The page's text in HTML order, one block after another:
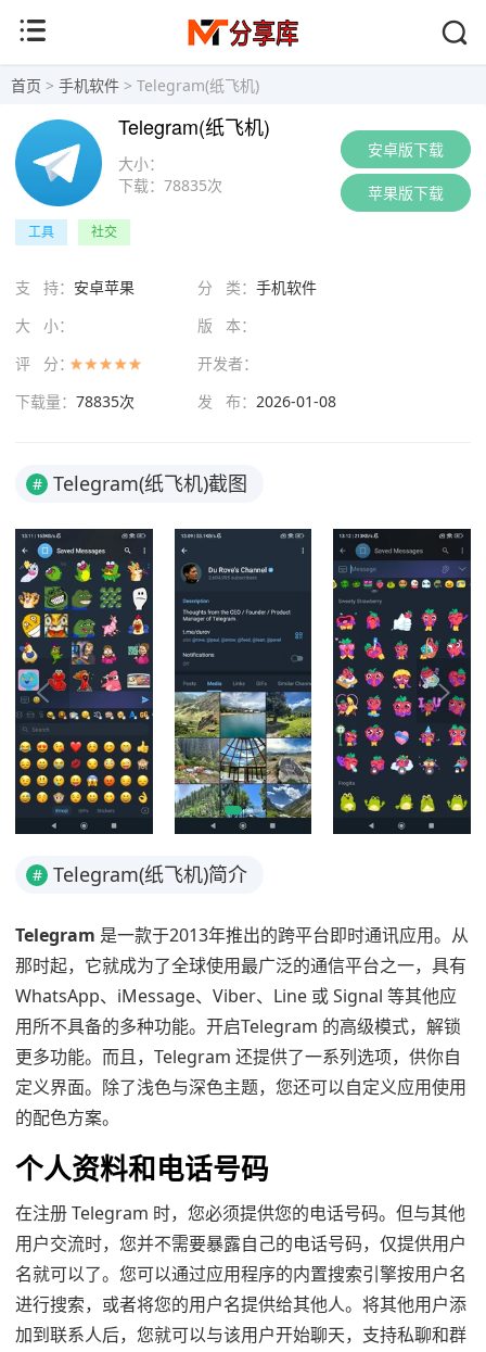
首页 > 手机软件 > Telegram(纸飞机)
安卓版下载
苹果版下载
大小：
下载： 78835次
Telegram(纸飞机)
工具 社交
支 持： 安卓苹果 分 类： 手机软件
大 小：
版 本：
评 分：
开发者：
下载量： 78835次 发 布： 2026-01-08
# Telegram(纸飞机)截图
# Telegram(纸飞机)简介
Telegram 是一款于2013年推出的跨平台即时通讯应用。从
那时起，它就成为了全球使用最广泛的通信平台之一，具有
WhatsApp、iMessage、Viber、Line 或 Signal 等其他应
用所不具备的多种功能。开启Telegram 的高级模式，解锁
更多功能。而且，Telegram 还提供了一系列选项，供你自
定义界面。除了浅色与深色主题，您还可以自定义应用使用
的配色方案。
个人资料和电话号码
在注册 Telegram 时，您必须提供您的电话号码。但与其他
用户交流时，您并不需要暴露自己的电话号码，仅提供用户
名就可以了。您可以通过应用程序的内置搜索引擎按用户名
进行搜索，或者将您的用户名提供给其他人。将其他用户添
加到联系人后，您就可以与该用户开始聊天，支持私聊和群